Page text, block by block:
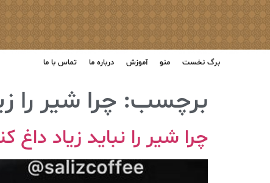
برگ نخست منو آموزش درباره ما تماس با ما
برچسب: چرا شیر را
چرا شیر را نباید زیاد داغ